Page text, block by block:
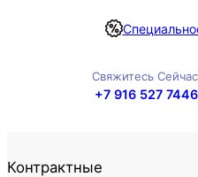
Свяжитесь Сейчас
+7 916 527 7446
Контрактные